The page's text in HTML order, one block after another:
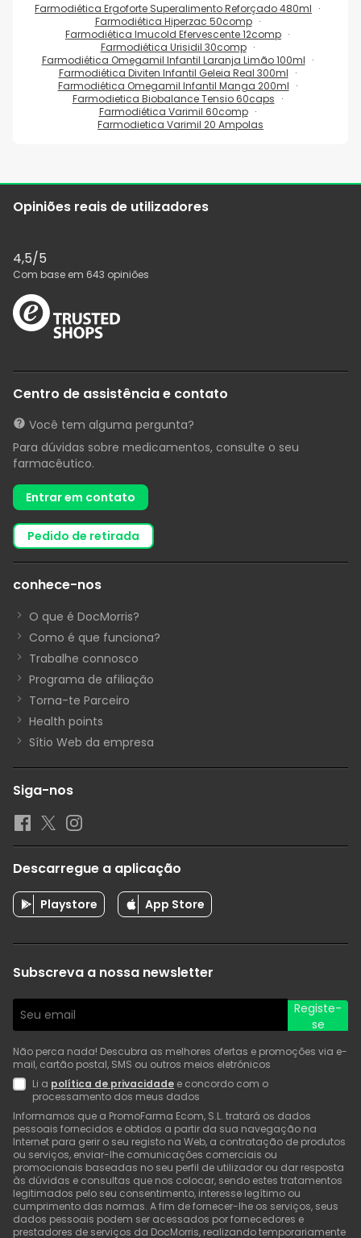
Farmodiética Ergoforte Superalimento Reforçado 480ml
Farmodiética Hiperzac 50comp
Farmodiética Imucold Efervescente 12comp
Farmodiética Urisidil 30comp
Farmodiética Omegamil Infantil Laranja Limão 100ml
Farmodiética Diviten Infantil Geleia Real 300ml
Farmodiética Omegamil Infantil Manga 200ml
Farmodietica Biobalance Tensio 60caps
Farmodiética Varimil 60comp
Farmodietica Varimil 20 Ampolas
Opiniões reais de utilizadores
4,5/5
Com base em 643 opiniões
Centro de assistência e contato
Você tem alguma pergunta?
Para dúvidas sobre medicamentos, consulte o seu
farmacêutico.
Entrar em contato
pedido de retirada
conhece-nos
O que é DocMorris?
Como é que funciona?
Trabalhe connosco
Programa de afiliação
Torna-te Parceiro
Health points
Sítio Web da empresa
Siga-nos
Descarregue a aplicação
Playstore App Store
Subscreva a nossa newsletter
Registe-
se
Não perca nada! Descubra as melhores ofertas e promoções via e-
mail, cartão postal, SMS ou outros meios eletrónicos
Li a política de privacidade e concordo com o
processamento dos meus dados
Informamos que a PromoFarma Ecom, S.L. tratará os dados
pessoais fornecidos e obtidos a partir da sua navegação na
Internet para gerir o seu registo na Web, a contratação de produtos
ou serviços, enviar-lhe comunicações comerciais ou
promocionais baseadas no seu perfil de utilizador ou dar resposta
às dúvidas e consultas que nos colocar, sendo estes tratamentos
legitimados pelo seu consentimento, interesse legítimo ou
cumprimento das normas. A fim de fornecer-lhe os serviços, seus
dados pessoais podem ser acessados por fornecedores e
prestadores de serviços da DocMorris, realizando temporariamente